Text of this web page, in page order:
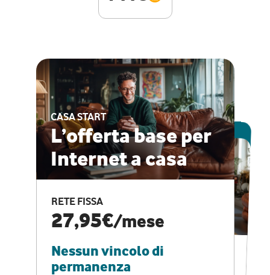
CASA START
L’offerta base per
Internet a casa
RETE FISSA
27,95€/mese
Nessun vincolo di
permanenza
ESCLUSIVA ONLINE
CASA PRO
Internet veloce e
vantaggi speciali
RETE FISSA + VODAFONE CLUB
29,95€